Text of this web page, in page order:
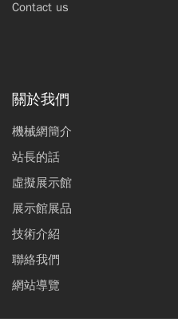
Contact us
關於我們
機械網簡介
站長的話
虛擬展示館
展示館展品
技術介紹
聯絡我們
網站導覽